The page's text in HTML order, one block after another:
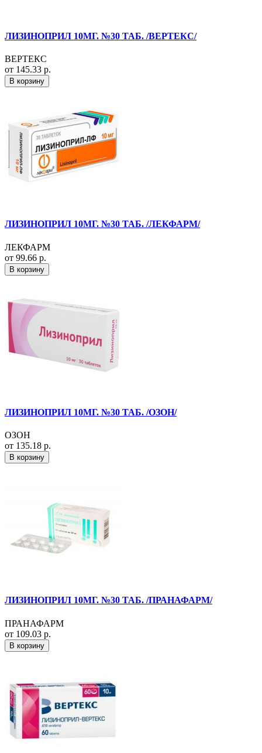
ЛИЗИНОПРИЛ 10МГ. №30 ТАБ. /ВЕРТЕКС/
ВЕРТЕКС
от 145.33 р.
В корзину
ЛИЗИНОПРИЛ 10МГ. №30 ТАБ. /ЛЕКФАРМ/
ЛЕКФАРМ
от 99.66 р.
В корзину
ЛИЗИНОПРИЛ 10МГ. №30 ТАБ. /ОЗОН/
ОЗОН
от 135.18 р.
В корзину
ЛИЗИНОПРИЛ 10МГ. №30 ТАБ. /ПРАНАФАРМ/
ПРАНАФАРМ
от 109.03 р.
В корзину